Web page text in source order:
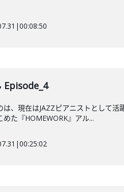
|00:08:50
Episode_4
は、現在はJAZZピアニストとして
めた『HOMEWORK』アル...
|00:25:02